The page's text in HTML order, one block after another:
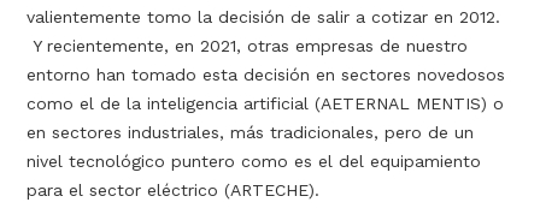
valientemente tomo la decisión de salir a cotizar en 2012.
Y recientemente, en 2021, otras empresas de nuestro
entorno han tomado esta decisión en sectores novedosos
como el de la inteligencia artificial (AETERNAL MENTIS) o
en sectores industriales, más tradicionales, pero de un
nivel tecnológico puntero como es el del equipamiento
para el sector eléctrico (ARTECHE).